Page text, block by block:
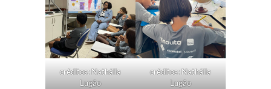
créditos: Nathália
Lugão
créditos: Nathália
Lugão